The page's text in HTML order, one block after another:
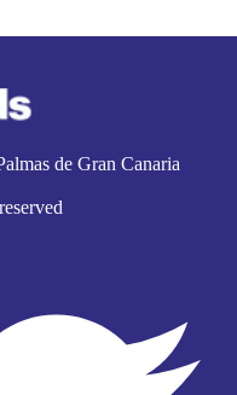
de Gran Canaria